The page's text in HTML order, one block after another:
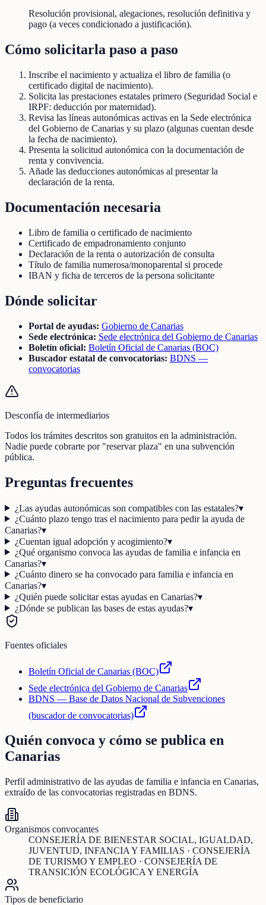
Resolución provisional, alegaciones, resolución definitiva y
pago (a veces condicionado a justificación).
Cómo solicitarla paso a paso
Inscribe el nacimiento y actualiza el libro de familia (o
certificado digital de nacimiento).
Solicita las prestaciones estatales primero (Seguridad Social e
IRPF: deducción por maternidad).
Revisa las líneas autonómicas activas en la Sede electrónica
del Gobierno de Canarias y su plazo (algunas cuentan desde
la fecha de nacimiento).
Presenta la solicitud autonómica con la documentación de
renta y convivencia.
Añade las deducciones autonómicas al presentar la
declaración de la renta.
Documentación necesaria
Libro de familia o certificado de nacimiento
Certificado de empadronamiento conjunto
Declaración de la renta o autorización de consulta
Título de familia numerosa/monoparental si procede
IBAN y ficha de terceros de la persona solicitante
Dónde solicitar
Portal de ayudas: Gobierno de Canarias
Sede electrónica: Sede electrónica del Gobierno de Canarias
Boletín oficial: Boletín Oficial de Canarias (BOC)
Buscador estatal de convocatorias: BDNS —
convocatorias
Desconfía de intermediarios
Todos los trámites descritos son gratuitos en la administración.
Nadie puede cobrarte por "reservar plaza" en una subvención
pública.
Preguntas frecuentes
¿Las ayudas autonómicas son compatibles con las estatales?▾
¿Cuánto plazo tengo tras el nacimiento para pedir la ayuda de
Canarias?▾
¿Cuentan igual adopción y acogimiento?▾
¿Qué organismo convoca las ayudas de familia e infancia en
Canarias?▾
¿Cuánto dinero se ha convocado para familia e infancia en
Canarias?▾
¿Quién puede solicitar estas ayudas en Canarias?▾
¿Dónde se publican las bases de estas ayudas?▾
Fuentes oficiales
Boletín Oficial de Canarias (BOC)
Sede electrónica del Gobierno de Canarias
BDNS — Base de Datos Nacional de Subvenciones
(buscador de convocatorias)
Quién convoca y cómo se publica en
Canarias
Perfil administrativo de las ayudas de familia e infancia en Canarias,
extraído de las convocatorias registradas en BDNS.
Organismos convocantes
CONSEJERÍA DE BIENESTAR SOCIAL, IGUALDAD,
JUVENTUD, INFANCIA Y FAMILIAS · CONSEJERÍA
DE TURISMO Y EMPLEO · CONSEJERÍA DE
TRANSICIÓN ECOLÓGICA Y ENERGÍA
Tipos de beneficiario